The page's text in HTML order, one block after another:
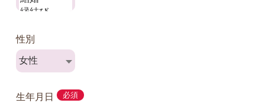
性別
生年月日 必須